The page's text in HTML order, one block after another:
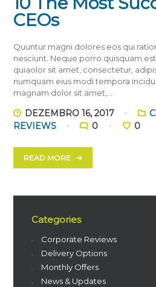
CEOs
Quuntur magni dolores eos qui
nesciunt. Neque porro quisquam
quiaolor sit amet, consectetur,
numquam eius modi tempora
magnam dolor sit amet,…
DEZEMBRO 16, 2017
REVIEWS
0 0
READ MORE
Categories
Corporate Reviews
Delivery Options
Monthly Offers
News & Updates